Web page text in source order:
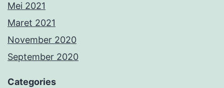
Mei 2021
Maret 2021
November 2020
September 2020
Categories